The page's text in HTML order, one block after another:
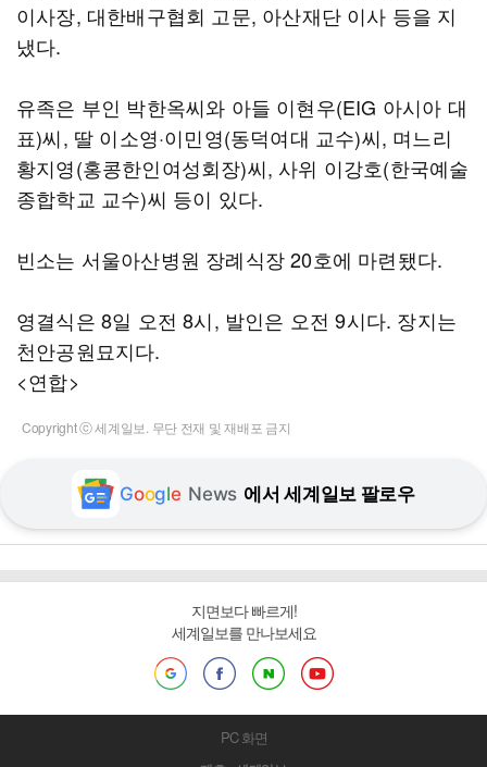
이사장, 대한배구협회 고문, 아산재단 이사 등을 지
냈다.
유족은 부인 박한옥씨와 아들 이현우(EIG 아시아 대
표)씨, 딸 이소영·이민영(동덕여대 교수)씨, 며느리
황지영(홍콩한인여성회장)씨, 사위 이강호(한국예술
종합학교 교수)씨 등이 있다.
빈소는 서울아산병원 장례식장 20호에 마련됐다.
영결식은 8일 오전 8시, 발인은 오전 9시다. 장지는
천안공원묘지다.
<연합>
Copyright ⓒ 세계일보. 무단 전재 및 재배포 금지
Google News 에서 세계일보 팔로우
지면보다 빠르게!
세계일보를 만나보세요
PC 화면